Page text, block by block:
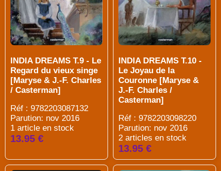
INDIA DREAMS T.9 - Le
Regard du vieux singe
[Maryse & J.-F. Charles
/ Casterman]
Réf : 9782203087132
Parution: nov 2016
1 article en stock
13.95 €
INDIA DREAMS T.10 -
Le Joyau de la
Couronne [Maryse &
J.-F. Charles /
Casterman]
Réf : 9782203098220
Parution: nov 2016
2 articles en stock
13.95 €